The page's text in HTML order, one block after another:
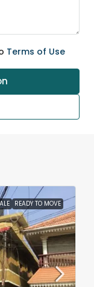
Terms of Use
READY TO MOVE